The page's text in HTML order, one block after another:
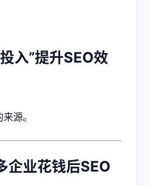
入”提升SEO效
源。
企业花钱后SEO